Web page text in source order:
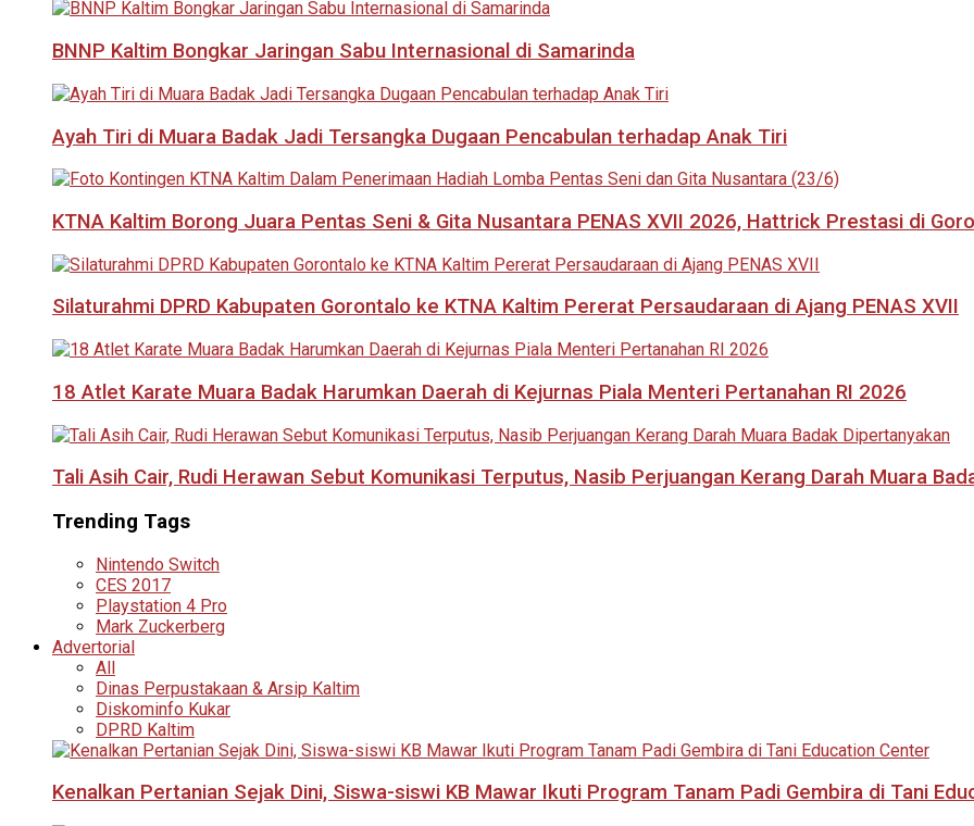
BNNP Kaltim Bongkar Jaringan Sabu Internasional di Samarinda
Ayah Tiri di Muara Badak Jadi Tersangka Dugaan Pencabulan terhadap Anak Tiri
KTNA Kaltim Borong Juara Pentas Seni & Gita Nusantara PENAS XVII 2026, Hattrick Prestasi di
Silaturahmi DPRD Kabupaten Gorontalo ke KTNA Kaltim Pererat Persaudaraan di Ajang PENAS XVII
18 Atlet Karate Muara Badak Harumkan Daerah di Kejurnas Piala Menteri Pertanahan RI 2026
Tali Asih Cair, Rudi Herawan Sebut Komunikasi Terputus, Nasib Perjuangan Kerang Darah Muara
Trending Tags
Nintendo Switch
CES 2017
Playstation 4 Pro
Mark Zuckerberg
Advertorial
All
Dinas Perpustakaan & Arsip Kaltim
Diskominfo Kukar
DPRD Kaltim
Kenalkan Pertanian Sejak Dini, Siswa-siswi KB Mawar Ikuti Program Tanam Padi Gembira di Tani